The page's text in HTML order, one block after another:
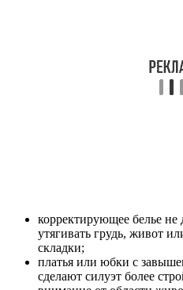
корректирующее белье не
утягивать грудь, живот
складки;
платья или юбки с
сделают силуэт более